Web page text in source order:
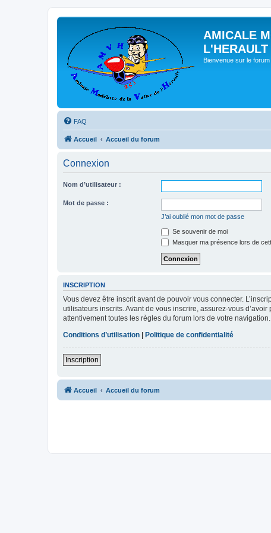
AMICALE
L'HERAULT
Bienvenue sur le forum
FAQ
Accueil Accueil du forum
Connexion
Nom d’utilisateur :
Mot de passe :
J’ai oublié mon mot de passe
Se souvenir de moi
Masquer ma présence lors de
INSCRIPTION
Vous devez être inscrit avant de pouvoir vous connecter.
utilisateurs inscrits. Avant de vous inscrire, assurez-vous
attentivement toutes les règles du forum lors de votre navigation.
Conditions d’utilisation | Politique de confidentialité
Inscription
Accueil Accueil du forum